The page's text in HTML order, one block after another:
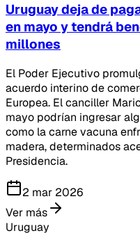
Uruguay deja de
en mayo y tendrá
millones
El Poder Ejecutivo
acuerdo interino de
Europea. El canciller
mayo podrían ingresar
como la carne vacuna
madera, determinados
Presidencia.
2 mar 2026
Ver más
Uruguay